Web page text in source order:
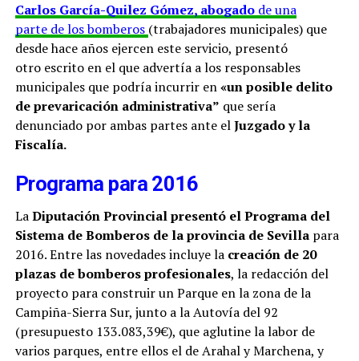
Carlos García-Quilez Gómez, abogadode una
parte de los bomberos (trabajadores municipales) que
desde hace años ejercen este servicio, presentó
otro escrito en el que advertía a los responsables
municipales que podría incurrir en«un posible delito
de prevaricación administrativa” que sería
denunciado por ambas partes ante elJuzgado y la
Fiscalía.
Programa para 2016
LaDiputación Provincial presentó el Programa del
Sistema de Bomberos de la provincia de Sevillapara
2016. Entre las novedades incluye la creación de 20
plazas de bomberos profesionales, la redacción del
proyecto para construir un Parque en la zona de la
Campiña-Sierra Sur, junto a la Autovía del 92
(presupuesto 133.083,39€), que aglutine la labor de
varios parques, entre ellos el de Arahal y Marchena, y